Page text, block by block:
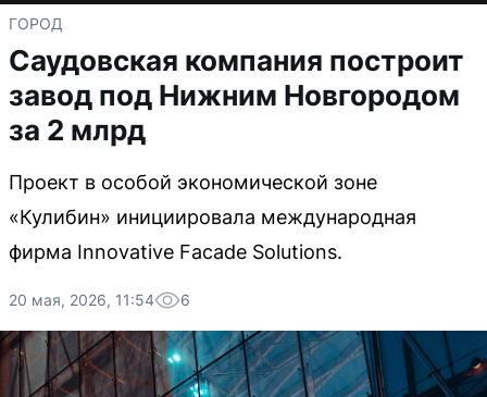
ГОРОД
Саудовская компания построит
завод под Нижним Новгородом
за 2 млрд
Проект в особой экономической зоне
«Кулибин» инициировала международная
фирма Innovative Facade Solutions.
20 мая, 2026, 11:54 6